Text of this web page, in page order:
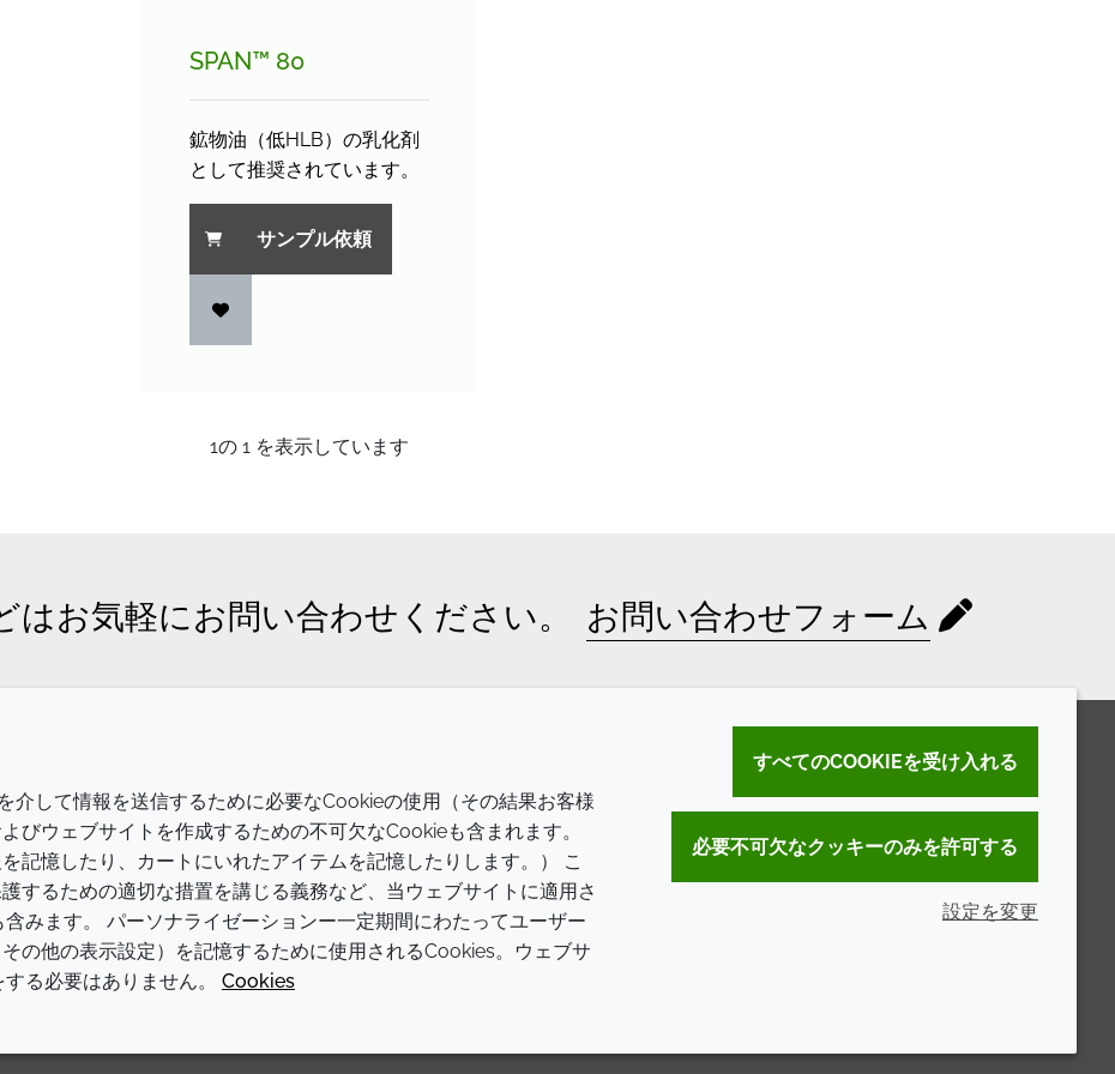
SPAN™ 80
鉱物油（低HLB）の乳化剤
として推奨されています。
サンプル依頼
1の 1 を表示しています
はお気軽にお問い合わせください。 お問い合わせフォーム
Annual Report
Sustainability Report
Croda.com
利用規約
プライバシーポリシー
アクセシビリティに関する声明
クッキーポリシー
介して情報を送信するために必要なCookieの使用（その結果お客様
びウェブサイトを作成するための不可欠なCookieも含まれます。
記憶したり、カートにいれたアイテムを記憶したりします。） こ
するための適切な措置を講じる義務など、当ウェブサイトに適用さ
みます。 パーソナライゼーションー一定期間にわたってユーザー
の他の表示設定）を記憶するために使用されるCookies。ウェブサ
る必要はありません。 Cookies
すべてのCOOKIEを受け入れる
必要不可欠なクッキーのみを許可する
設定を変更